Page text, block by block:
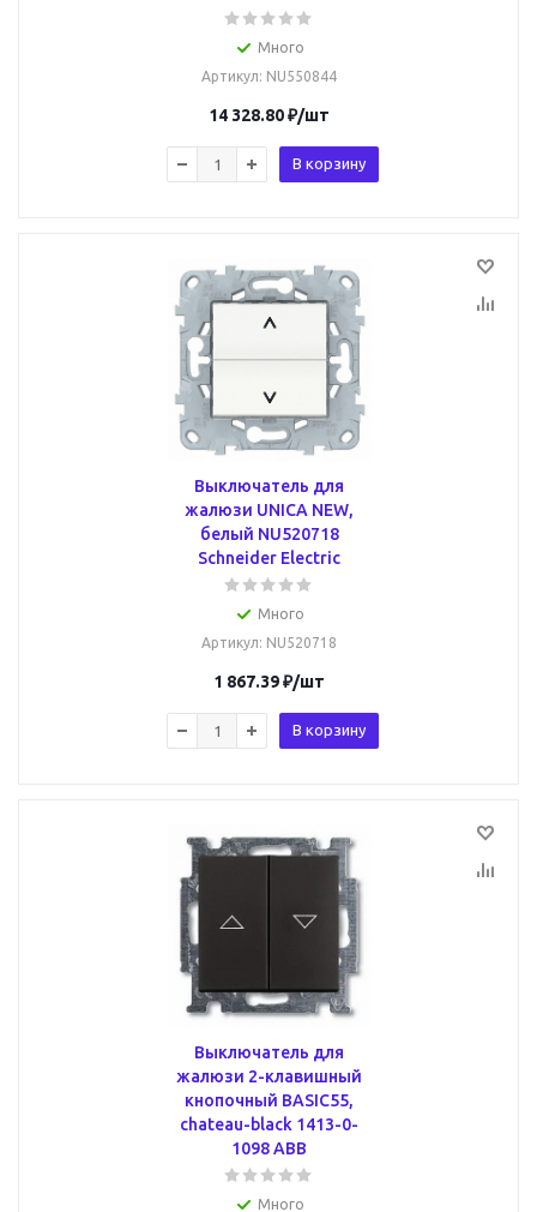
Много
Артикул: NU550844
14 328.80₽/шт
В корзину
Выключатель для
жалюзи UNICA NEW,
белый NU520718
Schneider Electric
Много
Артикул: NU520718
1 867.39₽/шт
В корзину
Выключатель для
жалюзи 2-клавишный
кнопочный BASIC55,
chateau-black 1413-0-
1098 ABB
Много